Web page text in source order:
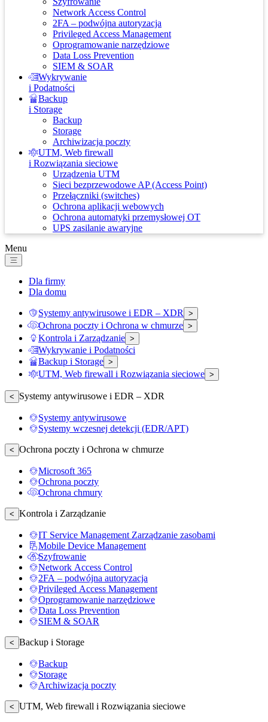
Network Access Control
2FA – podwójna autoryzacja
Privileged Access Management
Oprogramowanie narzędziowe
Data Loss Prevention
SIEM & SOAR
Wykrywanie
i Podatności
Backup
i Storage
Backup
Storage
Archiwizacja poczty
UTM, Web firewall
i Rozwiązania sieciowe
Urządzenia UTM
Sieci bezprzewodowe AP (Access Point)
Przełączniki (switches)
Ochrona aplikacji webowych
Ochrona automatyki przemysłowej OT
UPS zasilanie awaryjne
Menu
Dla firmy
Dla domu
Systemy antywirusowe i EDR – XDR >
Ochrona poczty i Ochrona w chmurze >
Kontrola i Zarządzanie >
Wykrywanie i Podatności
Backup i Storage >
UTM, Web firewall i Rozwiązania sieciowe >
< Systemy antywirusowe i EDR – XDR
Systemy antywirusowe
Systemy wczesnej detekcji (EDR/APT)
< Ochrona poczty i Ochrona w chmurze
Microsoft 365
Ochrona poczty
Ochrona chmury
< Kontrola i Zarządzanie
IT Service Management Zarządzanie zasobami
Mobile Device Management
Szyfrowanie
Network Access Control
2FA – podwójna autoryzacja
Privileged Access Management
Oprogramowanie narzędziowe
Data Loss Prevention
SIEM & SOAR
< Backup i Storage
Backup
Storage
Archiwizacja poczty
< UTM, Web firewall i Rozwiązania sieciowe